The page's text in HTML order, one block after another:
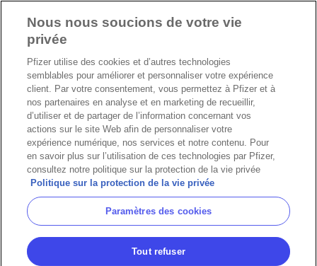
Nous nous soucions de votre vie
privée
Pfizer utilise des cookies et d’autres technologies
semblables pour améliorer et personnaliser votre expérience
client. Par votre consentement, vous permettez à Pfizer et à
nos partenaires en analyse et en marketing de recueillir,
d’utiliser et de partager de l’information concernant vos
actions sur le site Web afin de personnaliser votre
expérience numérique, nos services et notre contenu. Pour
en savoir plus sur l’utilisation de ces technologies par Pfizer,
consultez notre politique sur la protection de la vie privée
Politique sur la protection de la vie privée
Paramètres des cookies
Tout refuser